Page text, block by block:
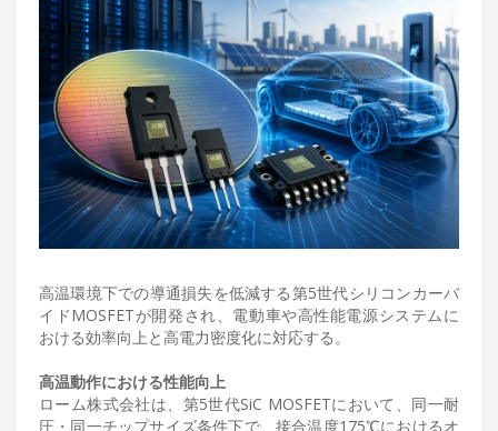
高温環境下での導通損失を低減する第5世代シリコンカーバ
イドMOSFETが開発され、電動車や高性能電源システムに
おける効率向上と高電力密度化に対応する。
高温動作における性能向上
ローム株式会社は、第5世代SiC MOSFETにおいて、同一耐
圧・同一チップサイズ条件下で、接合温度175℃におけるオ